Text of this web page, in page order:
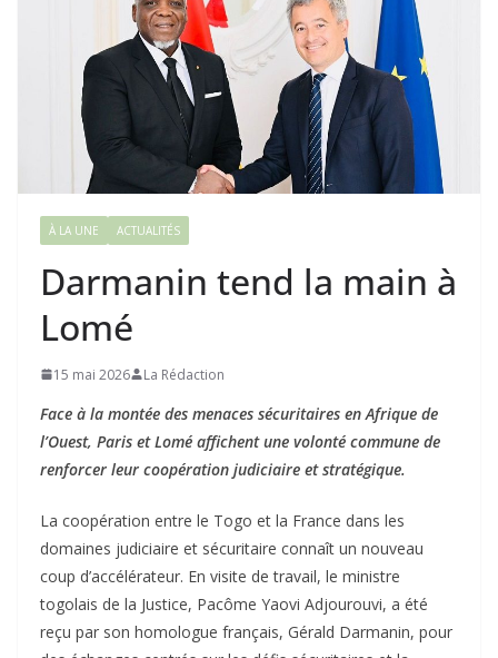
À LA UNE ACTUALITÉS
Darmanin tend la main à
Lomé
15 mai 2026 La Rédaction
Face à la montée des menaces sécuritaires en Afrique de
l’Ouest, Paris et Lomé affichent une volonté commune de
renforcer leur coopération judiciaire et stratégique.
La coopération entre le Togo et la France dans les
domaines judiciaire et sécuritaire connaît un nouveau
coup d’accélérateur. En visite de travail, le ministre
togolais de la Justice, Pacôme Yaovi Adjourouvi, a été
reçu par son homologue français, Gérald Darmanin, pour